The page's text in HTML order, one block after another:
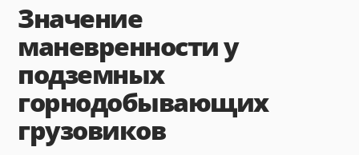
Значение
маневренности у
подземных
горнодобывающих
грузовиков